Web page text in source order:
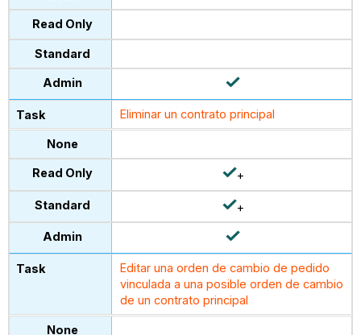
Eliminar un contrato principal
+
+
Editar una orden de cambio de pedido
vinculada a una posible orden de cambio
de un contrato principal